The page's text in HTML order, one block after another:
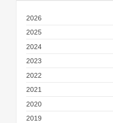
2026
2025
2024
2023
2022
2021
2020
2019